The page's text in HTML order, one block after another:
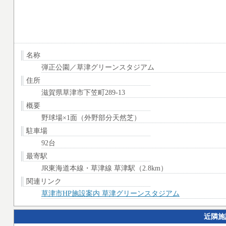
名称
弾正公園／草津グリーンスタジアム
住所
滋賀県草津市下笠町289-13
概要
野球場×1面（外野部分天然芝）
駐車場
92台
最寄駅
JR東海道本線・草津線 草津駅（2.8km）
関連リンク
草津市HP施設案内 草津グリーンスタジアム
近隣